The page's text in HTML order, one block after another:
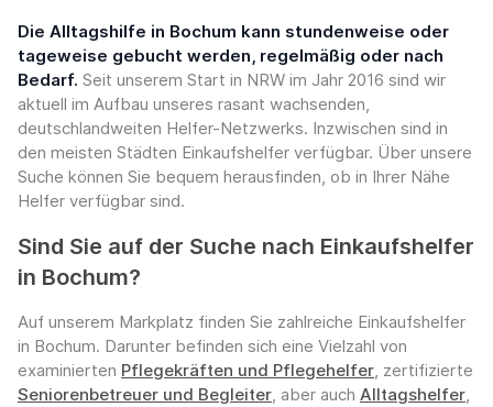
Die Alltagshilfe in Bochum kann stundenweise oder
tageweise gebucht werden, regelmäßig oder nach
Bedarf. Seit unserem Start in NRW im Jahr 2016 sind wir
aktuell im Aufbau unseres rasant wachsenden,
deutschlandweiten Helfer-Netzwerks. Inzwischen sind in
den meisten Städten Einkaufshelfer verfügbar. Über unsere
Suche können Sie bequem herausfinden, ob in Ihrer Nähe
Helfer verfügbar sind.
Sind Sie auf der Suche nach Einkaufshelfer
in Bochum?
Auf unserem Markplatz finden Sie zahlreiche Einkaufshelfer
in Bochum. Darunter befinden sich eine Vielzahl von
examinierten Pflegekräften und Pflegehelfer, zertifizierte
Seniorenbetreuer und Begleiter, aber auch Alltagshelfer,